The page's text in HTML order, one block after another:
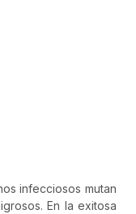
infecciosos mutan
En la exitosa